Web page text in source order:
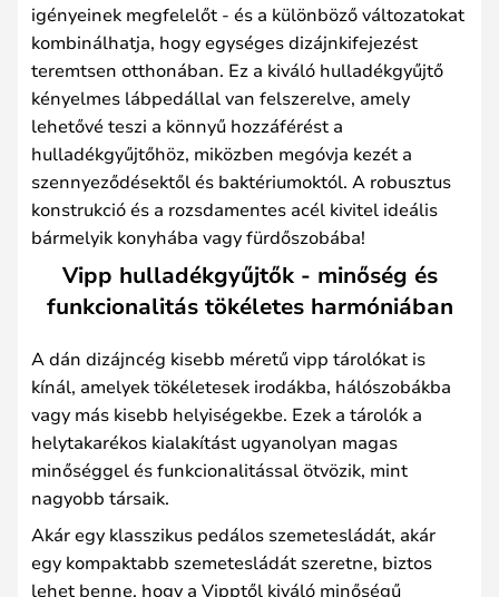
igényeinek megfelelőt - és a különböző változatokat
kombinálhatja, hogy egységes dizájnkifejezést
teremtsen otthonában. Ez a kiváló hulladékgyűjtő
kényelmes lábpedállal van felszerelve, amely
lehetővé teszi a könnyű hozzáférést a
hulladékgyűjtőhöz, miközben megóvja kezét a
szennyeződésektől és baktériumoktól. A robusztus
konstrukció és a rozsdamentes acél kivitel ideális
bármelyik konyhába vagy fürdőszobába!
Vipp hulladékgyűjtők - minőség és
funkcionalitás tökéletes harmóniában
A dán dizájncég kisebb méretű vipp tárolókat is
kínál, amelyek tökéletesek irodákba, hálószobákba
vagy más kisebb helyiségekbe. Ezek a tárolók a
helytakarékos kialakítást ugyanolyan magas
minőséggel és funkcionalitással ötvözik, mint
nagyobb társaik.
Akár egy klasszikus pedálos szemetesládát, akár
egy kompaktabb szemetesládát szeretne, biztos
lehet benne, hogy a Vipptől kiváló minőségű